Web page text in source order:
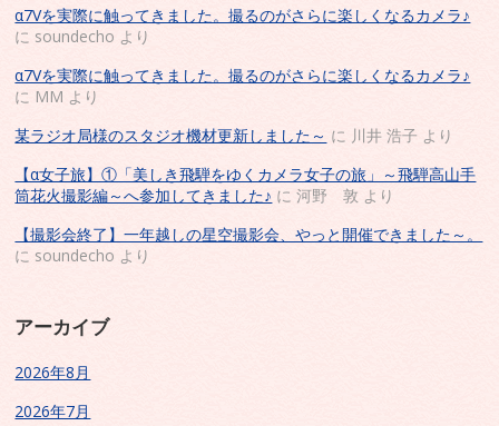
α7Vを実際に触ってきました。撮るのがさらに楽しくなるカメラ♪
に soundecho より
α7Vを実際に触ってきました。撮るのがさらに楽しくなるカメラ♪
に MM より
某ラジオ局様のスタジオ機材更新しました～ に 川井 浩子 より
【α女子旅】①「美しき飛騨をゆくカメラ女子の旅」～飛騨高山手
筒花火撮影編～へ参加してきました♪ に河野 敦 より
【撮影会終了】一年越しの星空撮影会、やっと開催できました～。
に soundecho より
アーカイブ
2026年8月
2026年7月